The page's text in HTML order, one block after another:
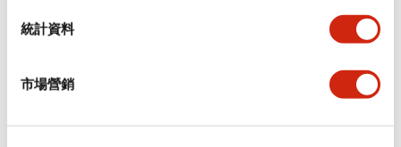
統計資料
市場營銷
型錄和宣傳手冊 CAD檔 認證與標準 技術文件 其他